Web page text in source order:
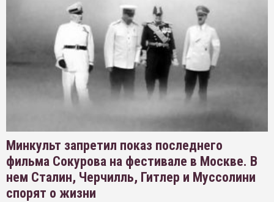
Минкульт запретил показ последнего
фильма Сокурова на фестивале в Москве. В
нем Сталин, Черчилль, Гитлер и Муссолини
спорят о жизни